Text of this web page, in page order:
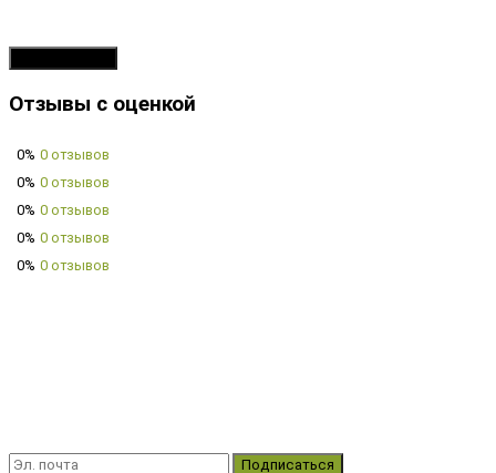
Отзывы с оценкой
0% 0 отзывов
0% 0 отзывов
0% 0 отзывов
0% 0 отзывов
0% 0 отзывов
Подписаться